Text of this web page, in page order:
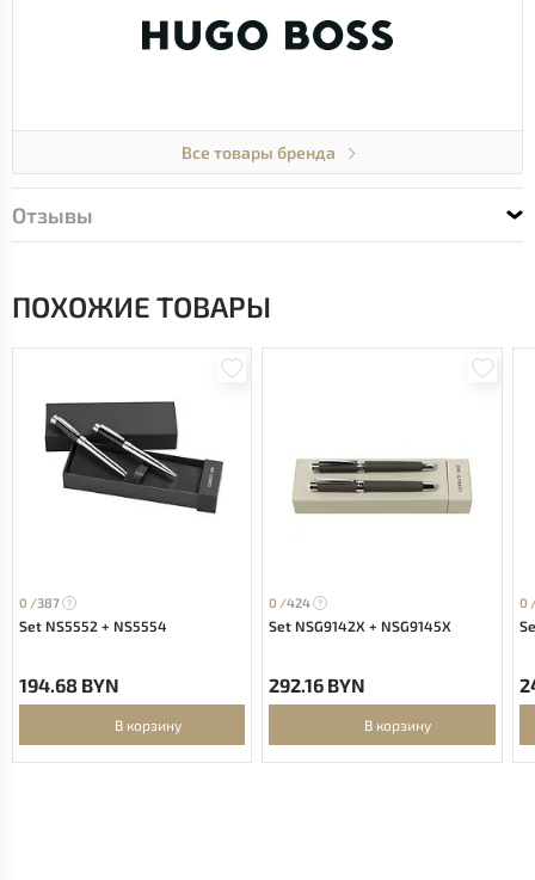
Все товары бренда
Отзывы
ПОХОЖИЕ ТОВАРЫ
0 /387
Set NS5552 + NS5554
194.68 BYN
В корзину
0 /424
Set NSG9142X + NSG9145X
292.16 BYN
В корзину
0